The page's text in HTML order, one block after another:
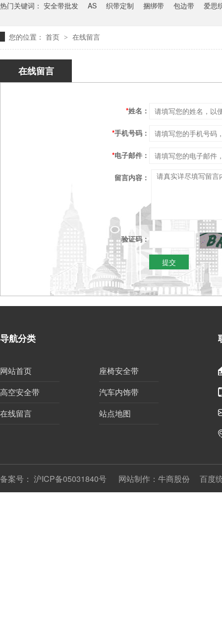
热门关键词： 安全带批发 AS 织带定制 捆绑带 包边带 爱思
您的位置： 首页 > 在线留言
在线留言
*姓名：
*手机号码：
*电子邮件：
留言内容：
验证码：
导航分类
网站首页
座椅安全带
高空安全带
汽车内饰带
在线留言
站点地图
备案号： 沪ICP备05031840号 网站制作： 牛商股份 百度